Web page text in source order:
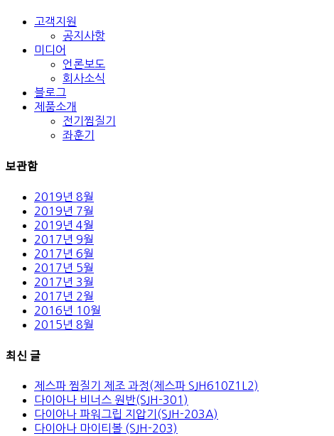
고객지원
공지사항
미디어
언론보도
회사소식
블로그
제품소개
전기찜질기
좌훈기
보관함
2019년 8월
2019년 7월
2019년 4월
2017년 9월
2017년 6월
2017년 5월
2017년 3월
2017년 2월
2016년 10월
2015년 8월
최신 글
제스파 찜질기 제조 과정(제스파 SJH610Z1L2)
다이아나 비너스 원반(SJH-301)
다이아나 파워그립 지압기(SJH-203A)
다이아나 마이티볼 (SJH-203)